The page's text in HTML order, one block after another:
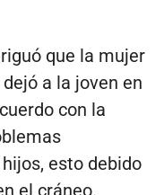
que la mujer
a la joven en
con la
esto debido
el cráneo.